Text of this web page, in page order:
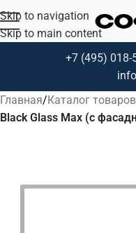
Skip to navigation
Skip to main content
+7 (495) 018-
Главная Каталог товаров
Black Glass Max (с